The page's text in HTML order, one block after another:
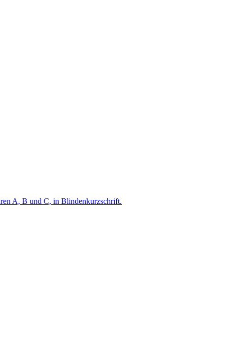
A, B und C, in Blindenkurzschrift.